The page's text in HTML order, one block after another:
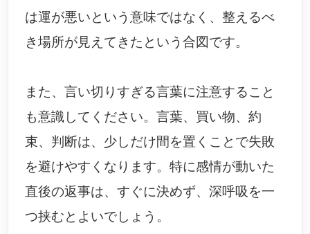
は運が悪いという意味ではなく、整えるべ
き場所が見えてきたという合図です。
また、言い切りすぎる言葉に注意すること
も意識してください。言葉、買い物、約
束、判断は、少しだけ間を置くことで失敗
を避けやすくなります。特に感情が動いた
直後の返事は、すぐに決めず、深呼吸を一
つ挟むとよいでしょう。